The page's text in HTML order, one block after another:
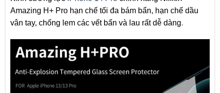
Amazing H+ Pro hạn chế tối đa bám bẩn, hạn chế dầu
vân tay, chống lem các vết bẩn và lau rất dễ dàng.